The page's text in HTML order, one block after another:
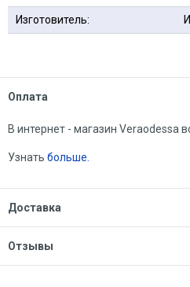
Изготовитель:
Оплата
В интернет - магазин Veraodessa
Узнать больше.
Доставка
Отзывы